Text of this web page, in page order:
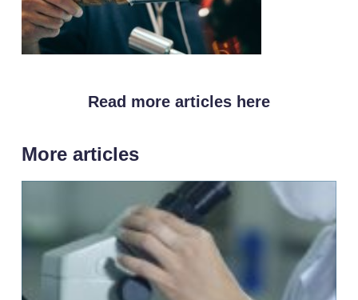
Read more articles here
More articles